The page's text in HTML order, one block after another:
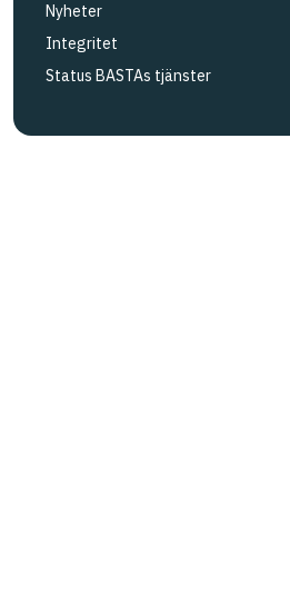
Nyheter
Integritet
Status BASTAs tjänster